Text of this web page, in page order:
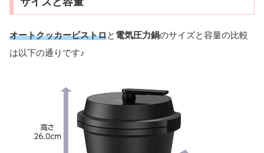
オートクッカービストロと 電気圧力鍋のサイズと容量の比較
は以下の通りです♪